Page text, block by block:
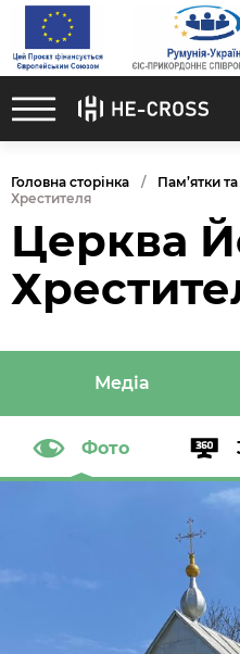
Головна сторінка Пам’ятки
Хрестителя
Церква
Медіа
Фото